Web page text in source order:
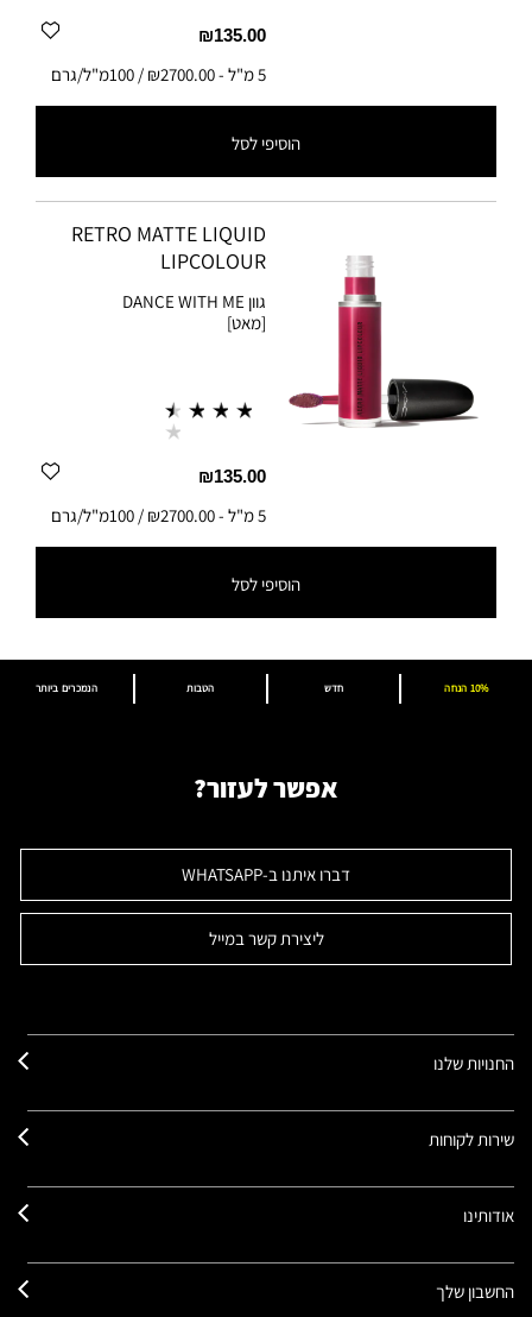
₪135.00
5 מ"ל -₪2700.00 / 100מ"ל/גרם
הוסיפי לסל
RETRO MATTE LIQUID
LIPCOLOUR
גוון DANCE WITH ME
[מאט]
₪135.00
5 מ"ל -₪2700.00 / 100מ"ל/גרם
הוסיפי לסל
הנמכרים ביותר הטבות חדש 10% הנחה
אפשר לעזור?
דברו איתנו ב-WHATSAPP
ליצירת קשר במייל
החנויות שלנו
שירות לקוחות
אודותינו
החשבון שלך